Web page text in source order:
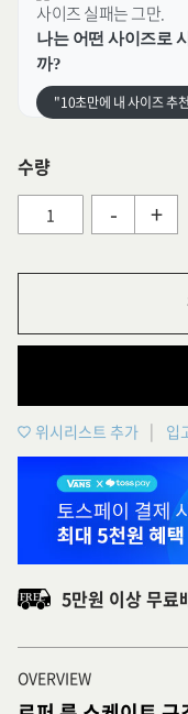
사이즈 실패는 그만.
나는 어떤 사이즈로
까?
"10초만에 내 사이즈 추
수량
- +
위시리스트 추가 입
5만원 이상 무료
OVERVIEW